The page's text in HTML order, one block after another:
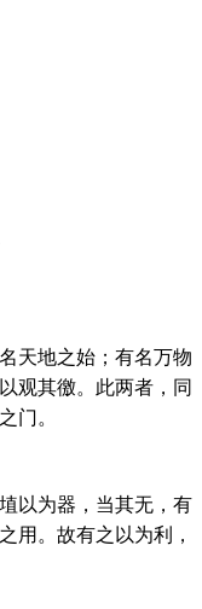
天地之始；有名万物
观其徼。此两者，同
门。
以为器，当其无，有
用。故有之以为利，